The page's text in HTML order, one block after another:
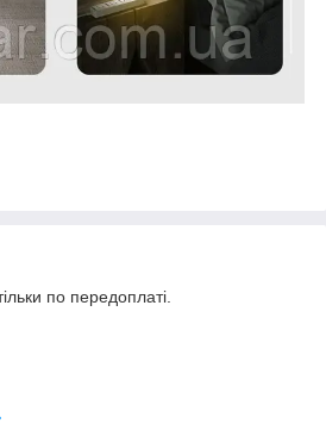
по передоплаті.